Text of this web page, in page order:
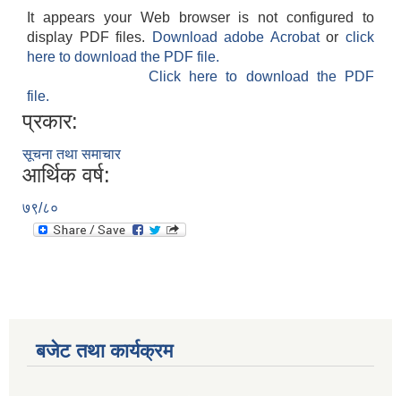
It appears your Web browser is not configured to
display PDF files.
Download adobe Acrobatorclick
here to download the PDF file.
Click here to download the PDF
file.
प्रकार:
सूचना तथा समाचार
आर्थिक वर्ष:
७९/८०
बजेट तथा कार्यक्रम